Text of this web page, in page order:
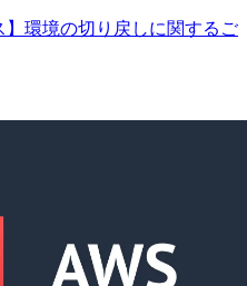
】環境の切り戻しに関するご